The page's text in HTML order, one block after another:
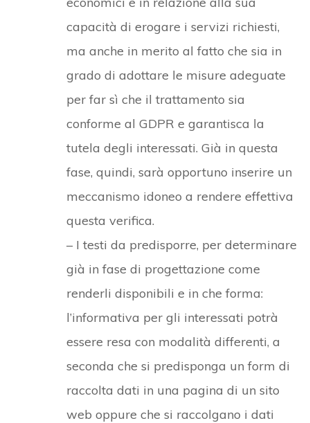
capacità di erogare i servizi richiesti,
ma anche in merito al fatto che sia in
grado di adottare le misure adeguate
per far sì che il trattamento sia
conforme al GDPR e garantisca la
tutela degli interessati. Già in questa
fase, quindi, sarà opportuno inserire un
meccanismo idoneo a rendere effettiva
questa verifica.
– I testi da predisporre, per determinare
già in fase di progettazione come
renderli disponibili e in che forma:
l’informativa per gli interessati potrà
essere resa con modalità differenti, a
seconda che si predisponga un form di
raccolta dati in una pagina di un sito
web oppure che si raccolgano i dati